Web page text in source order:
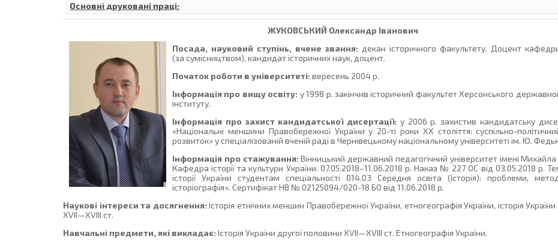
Основні друковані праці:
ЖУКОВСЬКИЙ Олександр Іванович
Посада, науковий ступінь, вчене звання: декан історичного факультету. Доцент
(за сумісництвом), кандидат історичних наук, доцент.
Початок роботи в університеті: вересень 2004 р.
Інформація про вищу освіту: у 1998 р. закінчив історичний факультет Херсонського
інституту.
Інформація про захист кандидатської дисертації: у 2006 р. захистив кандидатську
«Національні меншини Правобережної України у 20-ті роки ХХ століття: суспільно-
розвиток» у спеціалізованій вченій раді в Чернівецькому національному університеті ім. Ю.
Інформація про стажування: Вінницький державний педагогічний університет імені
Кафедра історії та культури України. 07.05.2018–11.06.2018 р. Наказ № 227 ОС від 03.05.2018 р.
історії України студентам спеціальності 014.03 Середня освіта (Історія): проблеми,
історіографія». Сертифікат НВ № 02125094/020-18 БО від 11.06.2018 р.
Наукові інтереси та досягнення: Історія етнічних меншин Правобережної України, етногеографія України, історія
ХVІІ—ХVІІІ ст.
Навчальні предмети, які викладає: Історія України другої половини ХVІІ—ХVІІІ ст. Етногеографія України.